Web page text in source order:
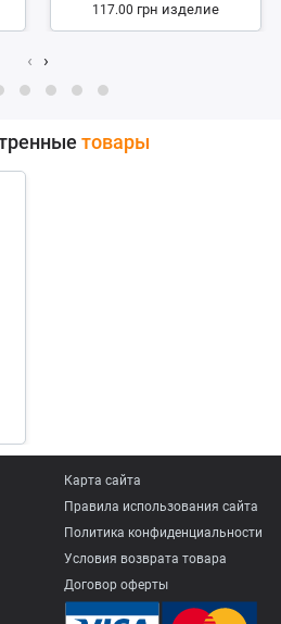
117.00 грн изделие
‹ ›
товары
Карта сайта
Правила использования сайта
Политика конфиденциальности
Условия возврата товарa
Договор оферты